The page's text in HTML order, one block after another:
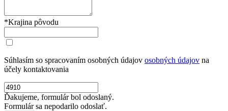
*Krajina pôvodu
Súhlasím so spracovaním osobných údajov osobných údajov na
účely kontaktovania
Ďakujeme, formulár bol odoslaný.
Formulár sa nepodarilo odoslať.